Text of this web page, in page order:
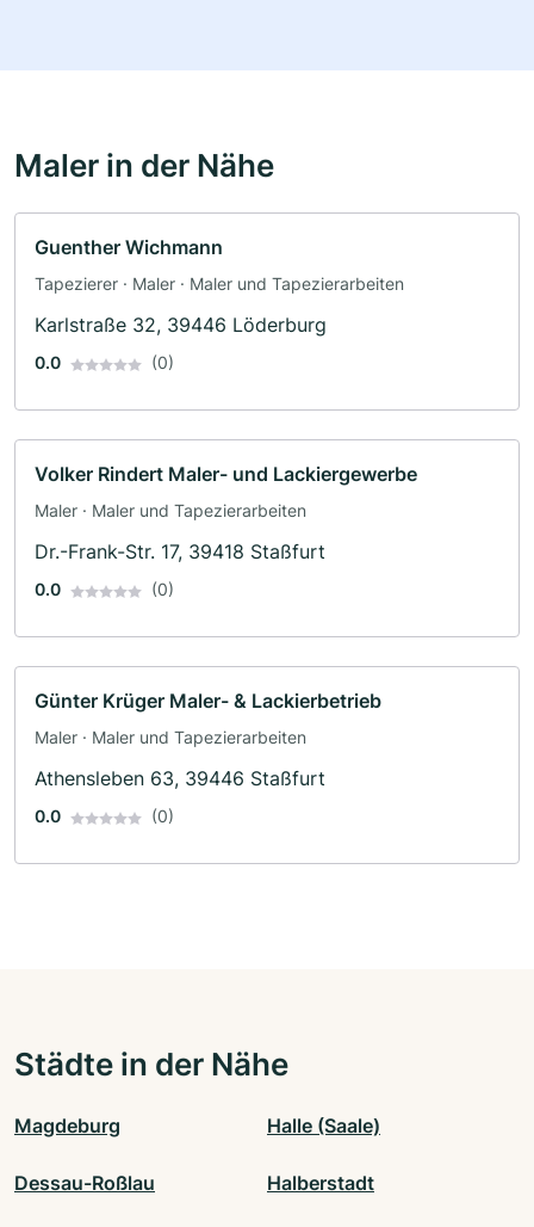
Maler in der Nähe
Guenther Wichmann
Tapezierer · Maler · Maler und Tapezierarbeiten
Karlstraße 32, 39446 Löderburg
0.0 (0)
Volker Rindert Maler- und Lackiergewerbe
Maler · Maler und Tapezierarbeiten
Dr.-Frank-Str. 17, 39418 Staßfurt
0.0 (0)
Günter Krüger Maler- & Lackierbetrieb
Maler · Maler und Tapezierarbeiten
Athensleben 63, 39446 Staßfurt
0.0 (0)
Städte in der Nähe
Magdeburg Halle (Saale)
Dessau-Roßlau Halberstadt